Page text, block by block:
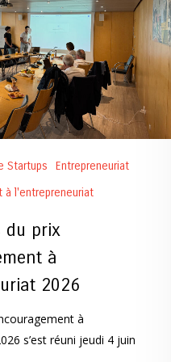
Startups
Entrepreneuriat
à l'entrepreneuriat
du prix
à
2026
à
s’est réuni jeudi 4 juin